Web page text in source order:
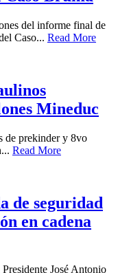
del informe final de
Caso... Read More
Mineduc
de prekinder y 8vo
Read More
de seguridad
en cadena
José Antonio